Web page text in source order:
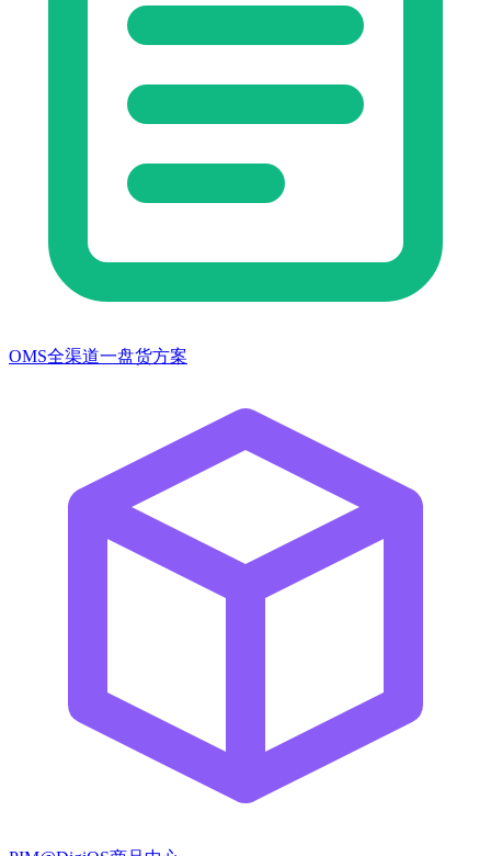
OMS全渠道一盘货方案